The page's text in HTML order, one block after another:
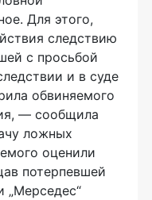
Для этого,
следствию
с просьбой
и в суде
обвиняемого
— сообщила
ложных
оценили
потерпевшей
„Мерседес“